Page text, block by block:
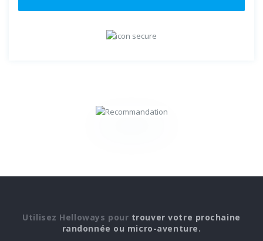
Utilisez Helloways pour trouver votre prochaine
randonnée ou micro-aventure.